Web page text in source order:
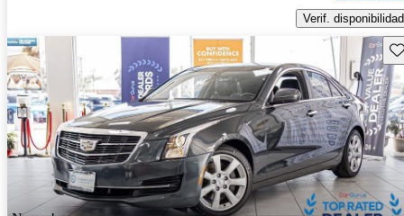
Verif. disponibilidad